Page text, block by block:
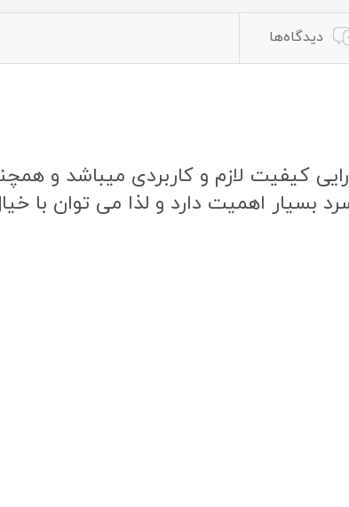
دیدگاه‌ها
کیفیت لازم و کاربردی میباشد و
بسیار اهمیت دارد و لذا می توان با